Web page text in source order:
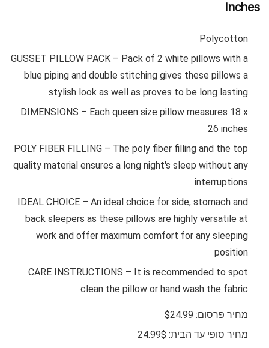
Inches
Polycotton
GUSSET PILLOW PACK – Pack of 2 white pillows with a
blue piping and double stitching gives these pillows a
stylish look as well as proves to be long lasting
DIMENSIONS – Each queen size pillow measures 18 x
26 inches
POLY FIBER FILLING – The poly fiber filling and the top
quality material ensures a long night's sleep without any
interruptions
IDEAL CHOICE – An ideal choice for side, stomach and
back sleepers as these pillows are highly versatile at
work and offer maximum comfort for any sleeping
position
CARE INSTRUCTIONS – It is recommended to spot
clean the pillow or hand wash the fabric
מחיר פרסום: $24.99
מחיר סופי עד הבית: 24.99$